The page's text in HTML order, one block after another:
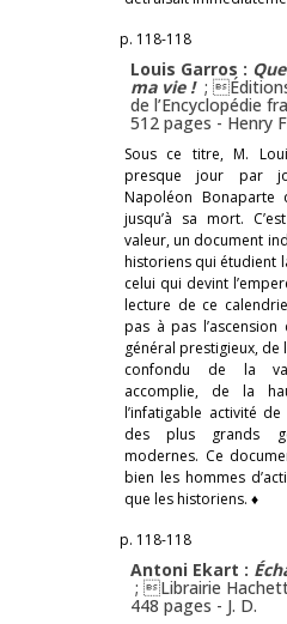
p. 118-118
Louis Garros :
ma vie ! ;
de l’Encyclopédie
512 pages - Henry
Sous ce titre, M.
presque jour par
Napoléon Bonaparte
jusqu’à sa mort.
valeur, un document
historiens qui étudient
celui qui devint
lecture de ce
pas à pas
général prestigieux, de
confondu de la
accomplie, de la
l’infatigable activité
des plus grands
modernes. Ce
bien les hommes
que les historiens. ♦
p. 118-118
Antoni Ekart :
; Librairie
448 pages - J. D.